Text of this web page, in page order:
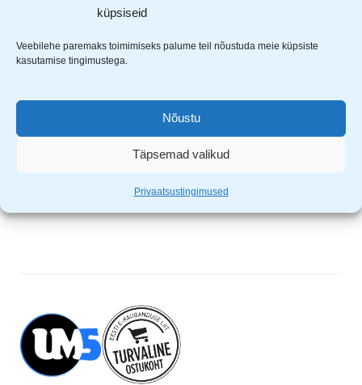
küpsiseid
Veebilehe paremaks toimimiseks palume teil nõustuda meie küpsiste
kasutamise tingimustega.
Nõustu
Täpsemad valikud
Privaatsustingimused
igale elektrikule. Peamised ja enim kasutatud kruviekerajad
1 komplektis.
Miinuspea kruvikeerajad: 3 x 75mm pikk, 4 x 100mm pikk,
Ristpea kruvikeerajad: PH1 x 100mm pikk ja PH2 x 100mm